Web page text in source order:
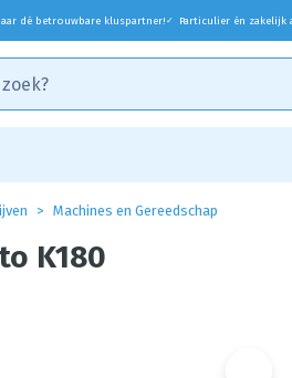
dé betrouwbare kluspartner! ✓ Particulier én zakelijk
Machines en Gereedschap
K180